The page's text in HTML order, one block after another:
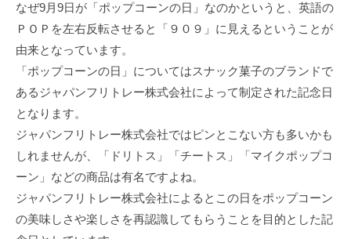
なぜ9月9日が「ポップコーンの日」なのかというと、英語の
ＰＯＰを左右反転させると「９０９」に見えるということが
由来となっています。
「ポップコーンの日」についてはスナック菓子のブランドで
あるジャパンフリトレー株式会社によって制定された記念日
となります。
ジャパンフリトレー株式会社ではピンとこない方も多いかも
しれませんが、「ドリトス」「チートス」「マイクポップコ
ーン」などの商品は有名ですよね。
ジャパンフリトレー株式会社によるとこの日をポップコーン
の美味しさや楽しさを再認識してもらうことを目的とした記